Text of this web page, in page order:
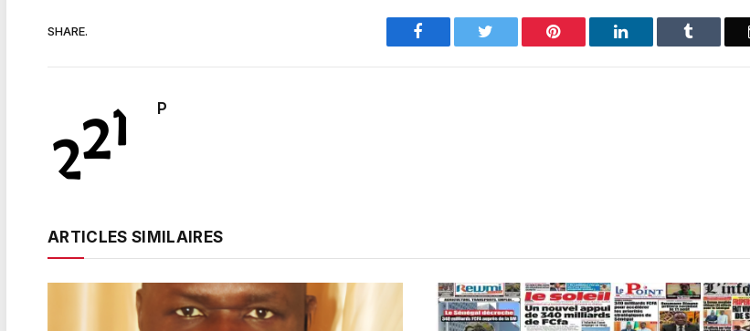
SHARE. Facebook Pinterest LinkedIn
P
ARTICLES SIMILAIRES